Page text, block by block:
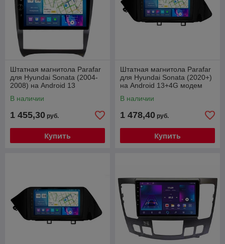
Штатная магнитола Parafar
для Hyundai Sonata (2004-
2008) на Android 13
В наличии
1 455,30 руб.
Купить
Штатная магнитола Parafar
для Hyundai Sonata (2020+)
на Android 13+4G модем
В наличии
1 478,40 руб.
Купить